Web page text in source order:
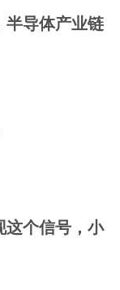
半导体产业链
这个信号，小